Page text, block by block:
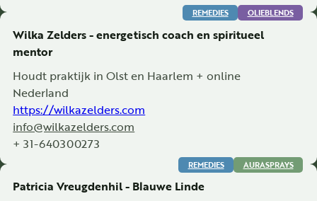
Wilka Zelders - energetisch coach en spiritueel
mentor
Houdt praktijk in Olst en Haarlem + online
Nederland
https://wilkazelders.com
info@wilkazelders.com
+ 31-640300273
REMEDIES OLIEBLENDS
Patricia Vreugdenhil - Blauwe Linde
REMEDIES AURASPRAYS